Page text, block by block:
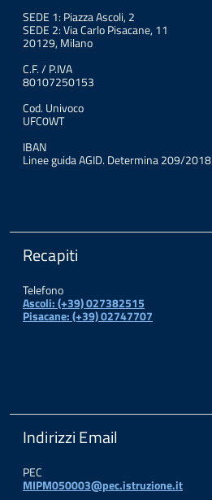
SEDE 1: Piazza Ascoli, 2
SEDE 2: Via Carlo Pisacane, 11
20129, Milano
C.F. / P.IVA
80107250153
Cod. Univoco
UFC0WT
IBAN
Linee guida AGID. Determina 209/2018
Recapiti
Telefono
Ascoli: (+39) 027382515
Pisacane: (+39) 02747707
Indirizzi Email
PEC
MIPM050003@pec.istruzione.it